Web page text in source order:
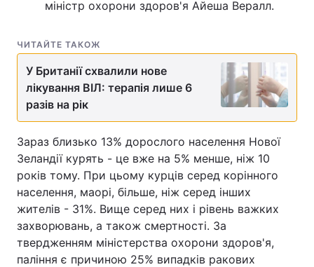
міністр охорони здоров'я Айеша Вералл.
ЧИТАЙТЕ ТАКОЖ
У Британії схвалили нове
лікування ВІЛ: терапія лише 6
разів на рік
Зараз близько 13% дорослого населення Нової
Зеландії курять - це вже на 5% менше, ніж 10
років тому. При цьому курців серед корінного
населення, маорі, більше, ніж серед інших
жителів - 31%. Вище серед них і рівень важких
захворювань, а також смертності. За
твердженням міністерства охорони здоров'я,
паління є причиною 25% випадків ракових